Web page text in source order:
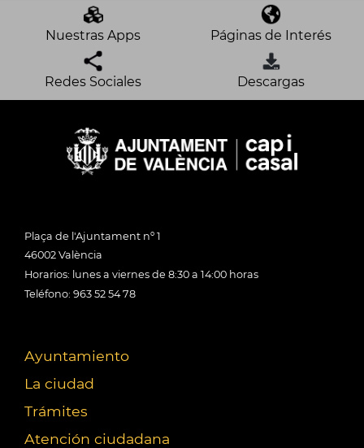
Nuestras Apps Páginas de Interés
Redes Sociales Descargas
Plaça de l'Ajuntament nº 1
46002 València
Horarios: lunes a viernes de 8:30 a 14:00 horas
Teléfono: 963 52 54 78
Ayuntamiento
La ciudad
Trámites
Atención ciudadana